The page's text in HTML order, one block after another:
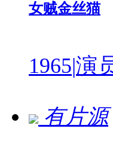
女贼金丝猫
1965|演
有片源